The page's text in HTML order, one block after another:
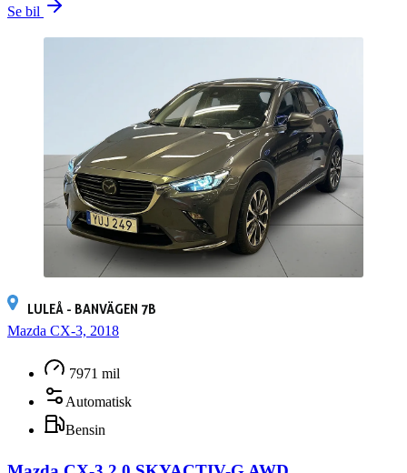
Se bil
LULEÅ - BANVÄGEN 7B
Mazda CX-3, 2018
7971 mil
Automatisk
Bensin